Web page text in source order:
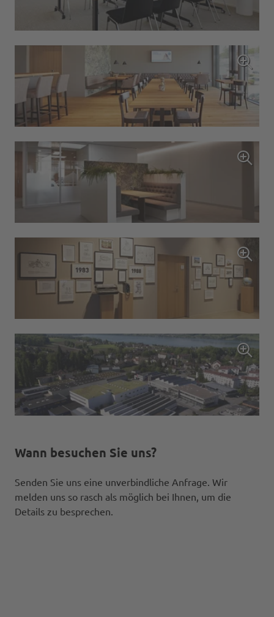
Wann besuchen Sie uns?
Senden Sie uns eine unverbindliche Anfrage. Wir
melden uns so rasch als möglich bei Ihnen, um die
Details zu besprechen.